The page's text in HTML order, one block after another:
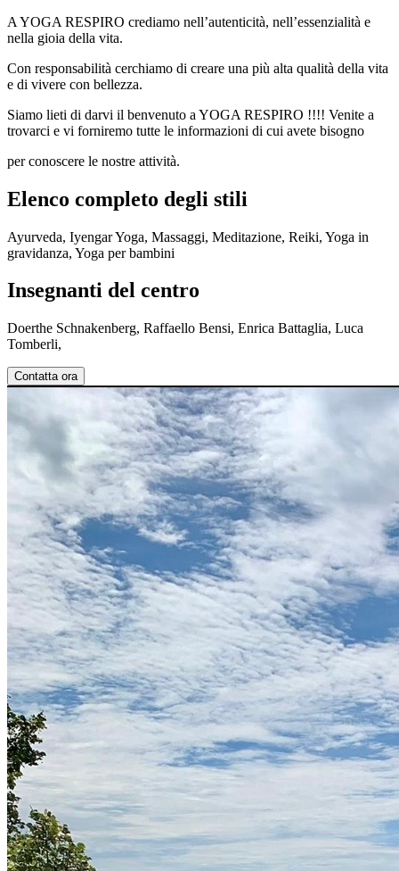
A YOGA RESPIRO crediamo nell’autenticità, nell’essenzialità e
nella gioia della vita.
Con responsabilità cerchiamo di creare una più alta qualità della vita
e di vivere con bellezza.
Siamo lieti di darvi il benvenuto a YOGA RESPIRO !!!! Venite a
trovarci e vi forniremo tutte le informazioni di cui avete bisogno
per conoscere le nostre attività.
Elenco completo degli stili
Ayurveda, Iyengar Yoga, Massaggi, Meditazione, Reiki, Yoga in
gravidanza, Yoga per bambini
Insegnanti del centro
Doerthe Schnakenberg, Raffaello Bensi, Enrica Battaglia, Luca
Tomberli,
Contatta ora